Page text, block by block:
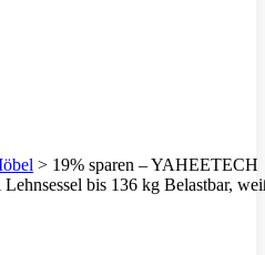
> 19% sparen – YAHEETECH
Lehnsessel bis 136 kg Belastbar,